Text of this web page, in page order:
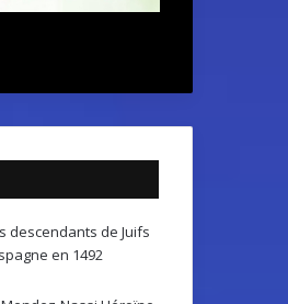
descendants de Juifs
en 1492